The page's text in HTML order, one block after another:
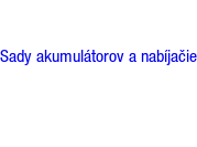
Sady akumulátorov a